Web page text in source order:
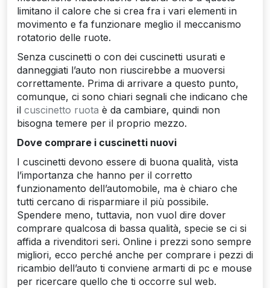
limitano il calore che si crea fra i vari elementi in
movimento e fa funzionare meglio il meccanismo
rotatorio delle ruote.
Senza cuscinetti o con dei cuscinetti usurati e
danneggiati l’auto non riuscirebbe a muoversi
correttamente. Prima di arrivare a questo punto,
comunque, ci sono chiari segnali che indicano che
il cuscinetto ruota è da cambiare, quindi non
bisogna temere per il proprio mezzo.
Dove comprare i cuscinetti nuovi
I cuscinetti devono essere di buona qualità, vista
l’importanza che hanno per il corretto
funzionamento dell’automobile, ma è chiaro che
tutti cercano di risparmiare il più possibile.
Spendere meno, tuttavia, non vuol dire dover
comprare qualcosa di bassa qualità, specie se ci si
affida a rivenditori seri. Online i prezzi sono sempre
migliori, ecco perché anche per comprare i pezzi di
ricambio dell’auto ti conviene armarti di pc e mouse
per ricercare quello che ti occorre sul web.